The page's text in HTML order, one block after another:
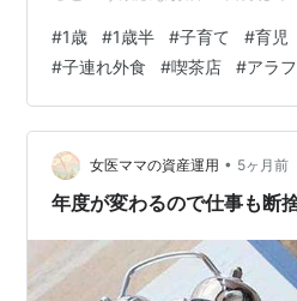
枚食べたら、それ以降食べない
るパンよりも分厚い食パン（喫
で具を挟んでいるので食べづら
ハムとか卵で問題なし） ダメ
げると爆食い😲 ケチャップライ
か、大好きみたいです…
#1歳 #1歳半 #子育て #育児
#子連れ外食 #喫茶店 #アラ
女医ママの資産運用 • 5ヶ月前
年度が変わるので仕事も断